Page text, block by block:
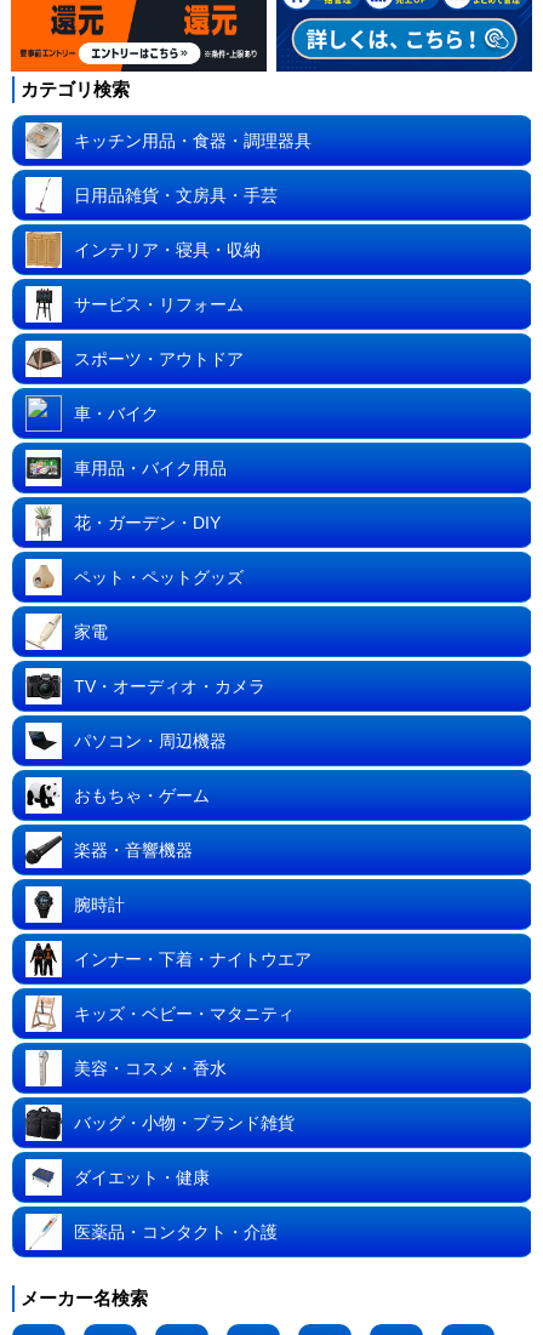
カテゴリ検索
キッチン用品・食器・調理器具
日用品雑貨・文房具・手芸
インテリア・寝具・収納
サービス・リフォーム
スポーツ・アウトドア
車・バイク
車用品・バイク用品
花・ガーデン・DIY
ペット・ペットグッズ
家電
TV・オーディオ・カメラ
パソコン・周辺機器
おもちゃ・ゲーム
楽器・音響機器
腕時計
インナー・下着・ナイトウエア
キッズ・ベビー・マタニティ
美容・コスメ・香水
バッグ・小物・ブランド雑貨
ダイエット・健康
医薬品・コンタクト・介護
メーカー名検索